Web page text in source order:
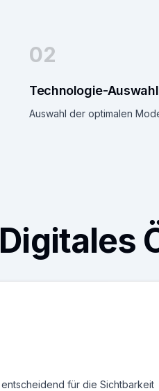
02
Technologie-Auswahl
Auswahl der optimalen
Digitales
für die Sichtbarkeit